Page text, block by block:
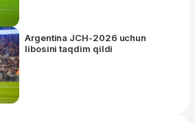
Argentina JCH-2026 uchun
libosini taqdim qildi